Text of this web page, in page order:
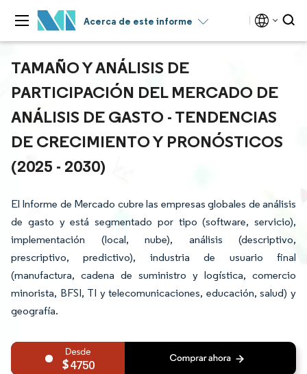
Acerca de este informe
TAMAÑO Y ANÁLISIS DE
PARTICIPACIÓN DEL MERCADO DE
ANÁLISIS DE GASTO - TENDENCIAS
DE CRECIMIENTO Y PRONÓSTICOS
(2025 - 2030)
El Informe de Mercado cubre las empresas globales de análisis
de gasto y está segmentado por tipo (software, servicio),
implementación (local, nube), análisis (descriptivo,
prescriptivo, predictivo), industria de usuario final
(manufactura, cadena de suministro y logística, comercio
minorista, BFSI, TI y telecomunicaciones, educación, salud) y
geografía.
4750